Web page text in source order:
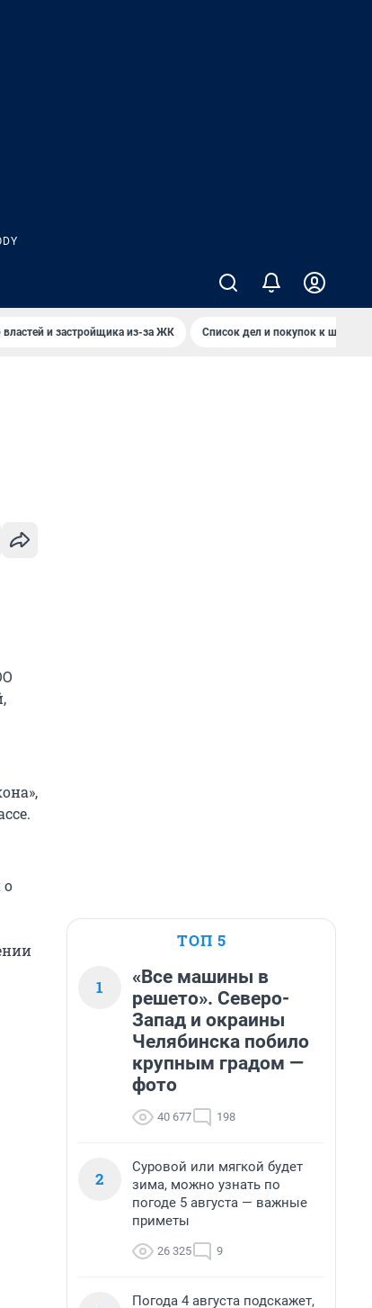
властей и застройщика из-за ЖК Список дел и покупок к школе
о
ТОП 5
1
«Все машины в
решето». Северо-
Запад и окраины
Челябинска побило
крупным градом —
фото
40 677 198
2
Суровой или мягкой будет
зима, можно узнать по
погоде 5 августа — важные
приметы
26 325 9
Погода 4 августа подскажет,